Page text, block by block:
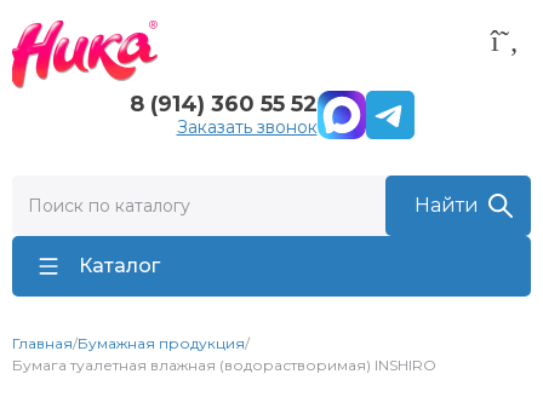
8 (914) 360 55 52
Заказать звонок
Каталог
Главная/Бумажная продукция/
Бумага туалетная влажная (водорастворимая) INSHIRO